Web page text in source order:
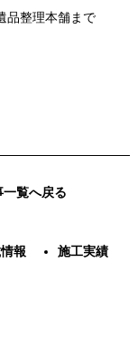
品整理本舗まで
一覧へ戻る
報 施工実績